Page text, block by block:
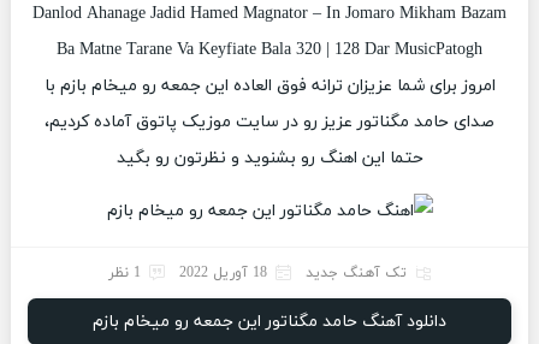
Danlod Ahanage Jadid Hamed Magnator – In Jomaro Mikham Bazam
Ba Matne Tarane Va Keyfiate Bala 320 | 128 Dar MusicPatogh
امروز برای شما عزیزان ترانه فوق العاده این جمعه رو میخام بازم با
صدای حامد مگناتور عزیز رو در سایت موزیک پاتوق آماده کردیم،
حتما این اهنگ رو بشنوید و نظرتون رو بگید
تک آهنگ جدید 18 آوریل 2022 1 نظر
دانلود آهنگ حامد مگناتور این جمعه رو میخام بازم